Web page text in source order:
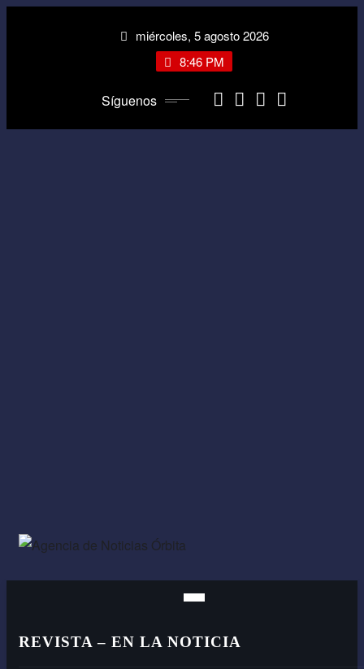
miércoles, 5 agosto 2026
8:46 PM
Síguenos
REVISTA – EN LA NOTICIA